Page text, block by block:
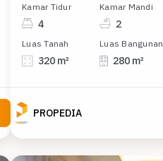
Kamar Tidur
4
Kamar Mandi
2
Luas Tanah
320 m²
Luas Bangunan
280 m²
PROPEDIA